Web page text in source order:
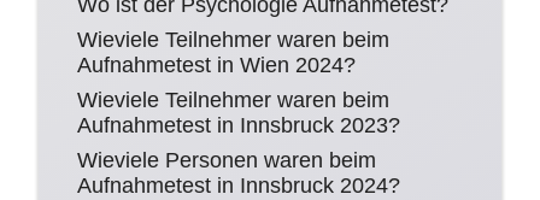
Wo ist der Psychologie Aufnahmetest?
Wieviele Teilnehmer waren beim
Aufnahmetest in Wien 2024?
Wieviele Teilnehmer waren beim
Aufnahmetest in Innsbruck 2023?
Wieviele Personen waren beim
Aufnahmetest in Innsbruck 2024?